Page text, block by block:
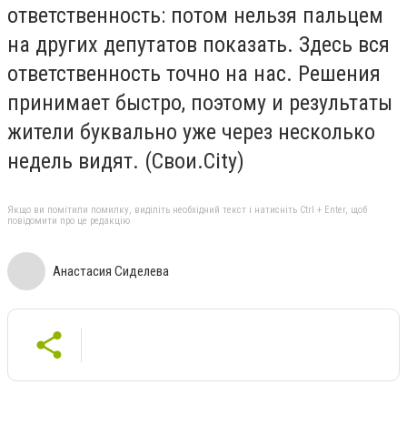
ответственность: потом нельзя пальцем
на других депутатов показать. Здесь вся
ответственность точно на нас. Решения
принимает быстро, поэтому и результаты
жители буквально уже через несколько
недель видят. (Свои.City)
Якщо ви помітили помилку, виділіть необхідний текст і натисніть Ctrl + Enter, щоб
повідомити про це редакцію
Анастасия Сиделева